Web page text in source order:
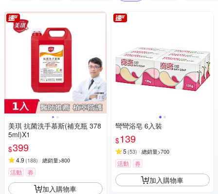
美琪 抗菌洗手慕斯(補充瓶 378
5ml)X1
$399
4.9 (188) 總銷量>800
活動 券
加入購物車
彎彎浴皂 6入裝
$139
5 (53) 總銷量>700
活動 券
加入購物車